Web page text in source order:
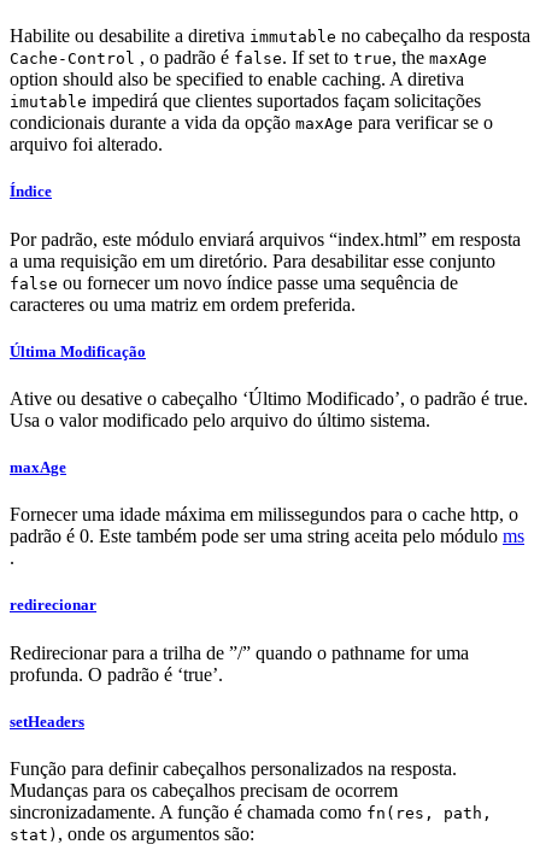
Habilite ou desabilite a diretiva immutable no cabeçalho da resposta
Cache-Control , o padrão é false. If set to true, the maxAge
option should also be specified to enable caching. A diretiva
imutable impedirá que clientes suportados façam solicitações
condicionais durante a vida da opção maxAge para verificar se o
arquivo foi alterado.
Índice
Por padrão, este módulo enviará arquivos “index.html” em resposta
a uma requisição em um diretório. Para desabilitar esse conjunto
false ou fornecer um novo índice passe uma sequência de
caracteres ou uma matriz em ordem preferida.
Última Modificação
Ative ou desative o cabeçalho ‘Último Modificado’, o padrão é true.
Usa o valor modificado pelo arquivo do último sistema.
maxAge
Fornecer uma idade máxima em milissegundos para o cache http, o
padrão é 0. Este também pode ser uma string aceita pelo módulo ms
.
redirecionar
Redirecionar para a trilha de ”/” quando o pathname for uma
profunda. O padrão é ‘true’.
setHeaders
Função para definir cabeçalhos personalizados na resposta.
Mudanças para os cabeçalhos precisam de ocorrem
sincronizadamente. A função é chamada como fn(res, path,
stat) , onde os argumentos são: